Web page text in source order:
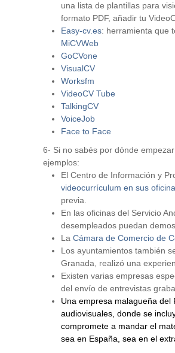
una lista de plantillas para
formato PDF, añadir tu
Easy-cv.es: herramienta que
MiCVWeb
GoCVone
VisualCV
Worksfm
VideoCV Tube
TalkingCV
VoiceJob
Face to Face
6- Si no sabés por dónde
ejemplos:
El Centro de Información y
videocurrículum en sus
previa.
En las oficinas del Servicio
desempleados puedan
La Cámara de Comercio de
Los ayuntamientos también
Granada, realizó una
Existen varias empresas
del envío de entrevistas
Una empresa malagueña del
audiovisuales, donde se
compromete a mandar el
sea en España, sea en el